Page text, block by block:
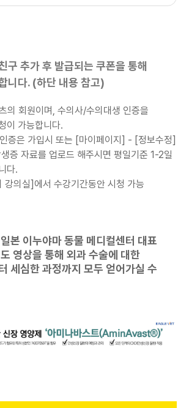
구 추가 후 발급되는 쿠폰을 통해
니다. (하단 내용 참고)
의 회원이며, 수의사/수의대생 인증을
이 가능합니다.
인증은 가입시 또는 [마이페이지] - [정보수정]
증 자료를 업로드 해주시면 평일기준 1-2일
다.
강의실]에서 수강기간동안 시청 가능
본 이누야마 동물 메디컬센터 대표
영상을 통해 외과 수술에 대한
세심한 과정까지 모두 얻어가실 수